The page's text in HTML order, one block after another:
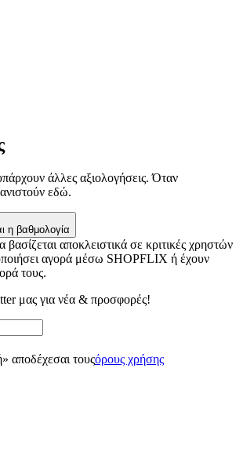
άλλες αξιολογήσεις. Όταν
εδώ.
η βαθμολογία
αποκλειστικά σε κριτικές χρηστών
αγορά μέσω SHOPFLIX ή έχουν
τους.
μας για νέα & προσφορές!
αποδέχεσαι τουςόρους χρήσης